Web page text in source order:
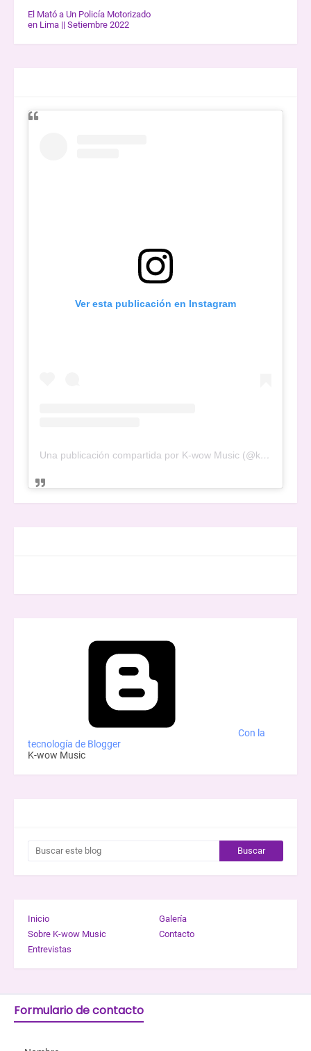
El Mató a Un Policía Motorizado
en Lima || Setiembre 2022
Ver esta publicación en Instagram
Una publicación compartida por K-wow Music (@kwowwmusic)
Con la
tecnología de Blogger
K-wow Music
Inicio
Galería
Sobre K-wow Music
Contacto
Entrevistas
Formulario de contacto